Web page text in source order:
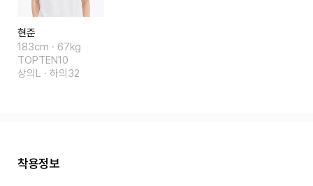
현준
183cm · 67kg
TOPTEN10
상의L · 하의32
착용정보